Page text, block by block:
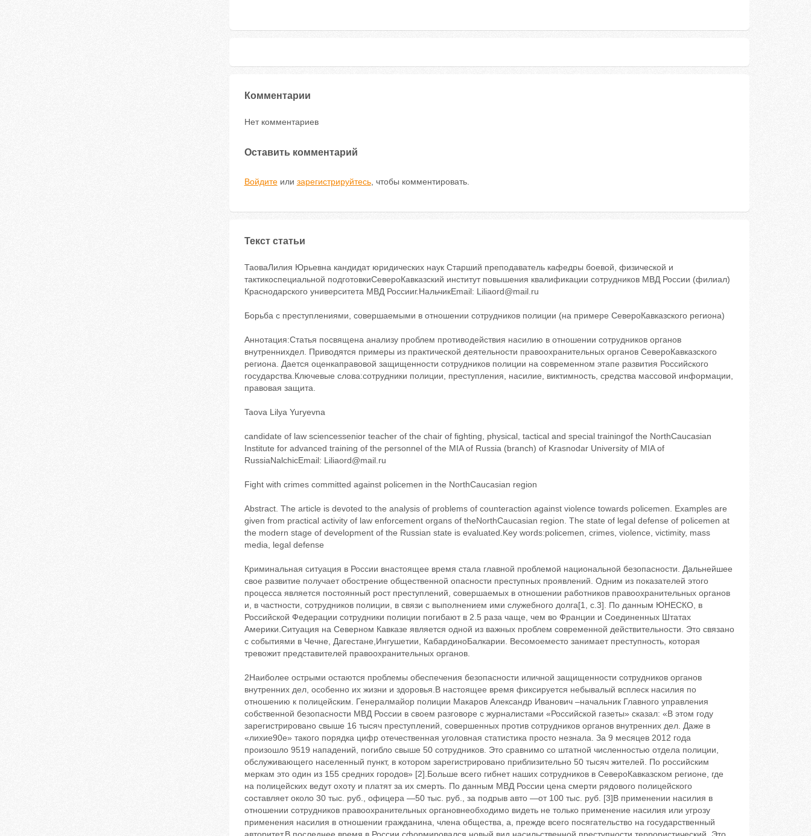
Комментарии
Нет комментариев
Оставить комментарий
Войдитеили зарегистрируйтесь, чтобы комментировать.
Текст статьи
ТаоваЛилия Юрьевна кандидат юридических наук Старший преподаватель кафедры боевой, физической и
тактикоспециальной подготовкиСевероКавказский институт повышения квалификации сотрудников МВД России (филиал)
Краснодарского университета МВД Россииг.НальчикEmail: Liliaord@mail.ru
Борьба с преступлениями, совершаемыми в отношении сотрудников полиции (на примере СевероКавказского региона)
Аннотация:Статья посвящена анализу проблем противодействия насилию в отношении сотрудников органов
внутреннихдел. Приводятся примеры из практической деятельности правоохранительных органов СевероКавказского
региона. Дается оценкаправовой защищенности сотрудников полиции на современном этапе развития Российского
государства.Ключевые слова:сотрудники полиции, преступления, насилие, виктимность, средства массовой информации,
правовая защита.
Taova Lilya Yuryevna
candidate of law sciencessenior teacher of the chair of fighting, physical, tactical and special trainingof the NorthCaucasian
Institute for advanced training of the personnel of the MIA of Russia (branch) of Krasnodar University of MIA of
RussiaNalchicEmail: Liliaord@mail.ru
Fight with crimes committed against policemen in the NorthCaucasian region
Abstract. The article is devoted to the analysis of problems of counteraction against violence towards policemen. Examples are
given from practical activity of law enforcement organs of theNorthCaucasian region. The state of legal defense of policemen at
the modern stage of development of the Russian state is evaluated.Key words:policemen, crimes, violence, victimity, mass
media, legal defense
Криминальная ситуация в России внастоящее время стала главной проблемой национальной безопасности. Дальнейшее
свое развитие получает обострение общественной опасности преступных проявлений. Одним из показателей этого
процесса является постоянный рост преступлений, совершаемых в отношении работников правоохранительных органов
и, в частности, сотрудников полиции, в связи с выполнением ими служебного долга[1, с.3]. По данным ЮНЕСКО, в
Российской Федерации сотрудники полиции погибают в 2.5 раза чаще, чем во Франции и Соединенных Штатах
Америки.Ситуация на Северном Кавказе является одной из важных проблем современной действительности. Это связано
с событиями в Чечне, Дагестане,Ингушетии, КабардиноБалкарии. Весомоеместо занимает преступность, которая
тревожит представителей правоохранительных органов.
2Наиболее острыми остаются проблемы обеспечения безопасности иличной защищенности сотрудников органов
внутренних дел, особенно их жизни и здоровья.В настоящее время фиксируется небывалый всплеск насилия по
отношению к полицейским. Генералмайор полиции Макаров Александр Иванович –начальник Главного управления
собственной безопасности МВД России в своем разговоре с журналистами «Российской газеты» сказал: «В этом году
зарегистрировано свыше 16 тысяч преступлений, совершенных против сотрудников органов внутренних дел. Даже в
«лихие90е» такого порядка цифр отечественная уголовная статистика просто незнала. За 9 месяцев 2012 года
произошло 9519 нападений, погибло свыше 50 сотрудников. Это сравнимо со штатной численностью отдела полиции,
обслуживающего населенный пункт, в котором зарегистрировано приблизительно 50 тысяч жителей. По российским
меркам это один из 155 средних городов» [2].Больше всего гибнет наших сотрудников в СевероКавказском регионе, где
на полицейских ведут охоту и платят за их смерть. По данным МВД России цена смерти рядового полицейского
составляет около 30 тыс. руб., офицера —50 тыс. руб., за подрыв авто —от 100 тыс. руб. [3]В применении насилия в
отношении сотрудников правоохранительных органовнеобходимо видеть не только применение насилия или угрозу
применения насилия в отношении гражданина, члена общества, а, прежде всего посягательство на государственный